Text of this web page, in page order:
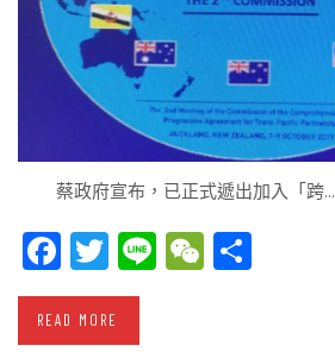
蔡政府宣布，已正式遞出加入「跨…
Facebook
Twitter
LineWeChat
READ MORE